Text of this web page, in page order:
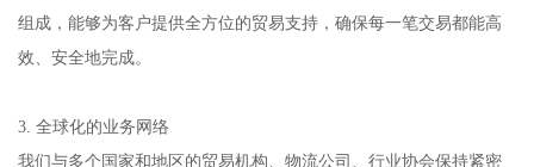
组成，能够为客户提供全方位的贸易支持，确保每一笔交易都能高
效、安全地完成。
3. 全球化的业务网络
我们与多个国家和地区的贸易机构、物流公司、行业协会保持紧密